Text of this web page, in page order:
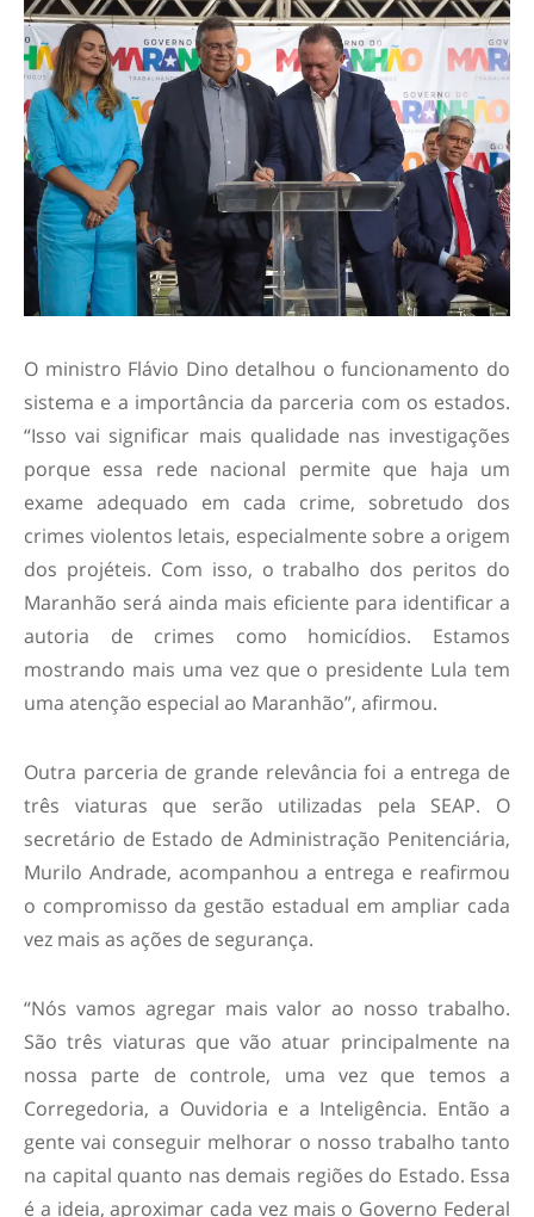
O ministro Flávio Dino detalhou o funcionamento do
sistema e a importância da parceria com os estados.
“Isso vai significar mais qualidade nas investigações
porque essa rede nacional permite que haja um
exame adequado em cada crime, sobretudo dos
crimes violentos letais, especialmente sobre a origem
dos projéteis. Com isso, o trabalho dos peritos do
Maranhão será ainda mais eficiente para identificar a
autoria de crimes como homicídios. Estamos
mostrando mais uma vez que o presidente Lula tem
uma atenção especial ao Maranhão”, afirmou.
Outra parceria de grande relevância foi a entrega de
três viaturas que serão utilizadas pela SEAP. O
secretário de Estado de Administração Penitenciária,
Murilo Andrade, acompanhou a entrega e reafirmou
o compromisso da gestão estadual em ampliar cada
vez mais as ações de segurança.
“Nós vamos agregar mais valor ao nosso trabalho.
São três viaturas que vão atuar principalmente na
nossa parte de controle, uma vez que temos a
Corregedoria, a Ouvidoria e a Inteligência. Então a
gente vai conseguir melhorar o nosso trabalho tanto
na capital quanto nas demais regiões do Estado. Essa
é a ideia, aproximar cada vez mais o Governo Federal